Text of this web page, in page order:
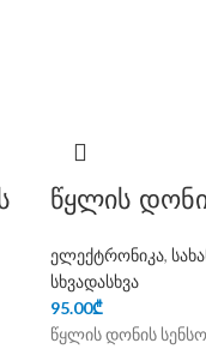
წყლის
ელექტრონიკა,
სხვადასხვა
95.00₾
წყლის დონის